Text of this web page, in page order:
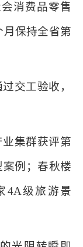
消费品零售
月保持全省第
交工验收，
集群获评第
例；春秋楼
4A级旅游景